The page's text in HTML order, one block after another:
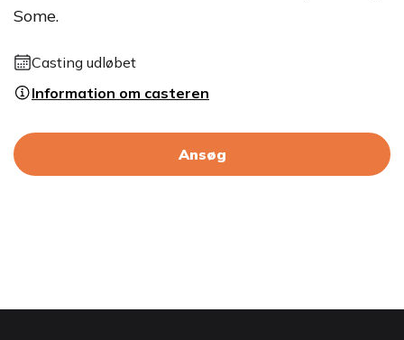
Some.
Casting udløbet
Information om casteren
Ansøg